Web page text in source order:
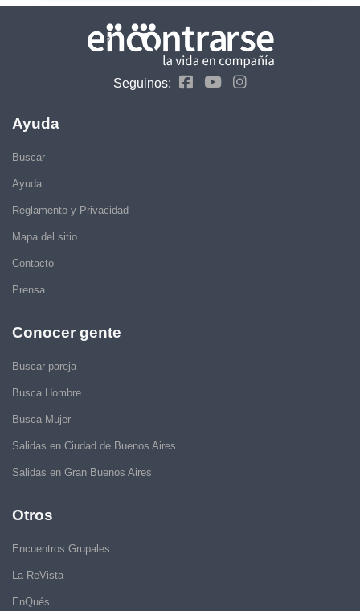
Seguinos:
Ayuda
Buscar
Ayuda
Reglamento y Privacidad
Mapa del sitio
Contacto
Prensa
Conocer gente
Buscar pareja
Busca Hombre
Busca Mujer
Salidas en Ciudad de Buenos Aires
Salidas en Gran Buenos Aires
Otros
Encuentros Grupales
La ReVista
EnQués